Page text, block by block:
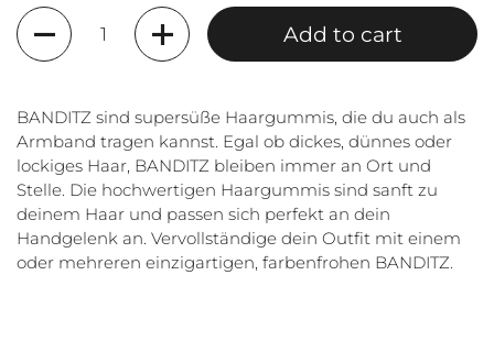
Quantity
Add to cart
BANDITZ sind supersüße Haargummis, die du auch als
Armband tragen kannst. Egal ob dickes, dünnes oder
lockiges Haar, BANDITZ bleiben immer an Ort und
Stelle. Die hochwertigen Haargummis sind sanft zu
deinem Haar und passen sich perfekt an dein
Handgelenk an. Vervollständige dein Outfit mit einem
oder mehreren einzigartigen, farbenfrohen BANDITZ.